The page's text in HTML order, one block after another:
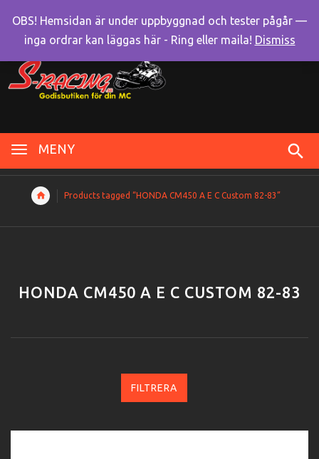
MENY
Products tagged “HONDA CM450 A E C Custom 82-83”
HONDA CM450 A E C CUSTOM 82-83
FILTRERA
OBS! Hemsidan är under uppbyggnad och tester pågår —
inga ordrar kan läggas här - Ring eller maila! Dismiss